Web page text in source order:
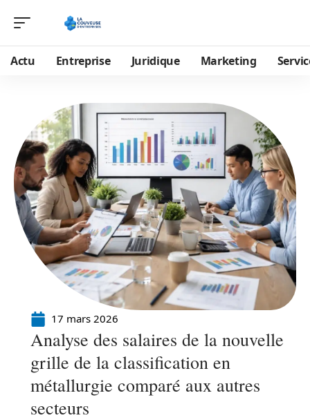
Actu Entreprise Juridique Marketing
17 mars 2026
Analyse des salaires de la nouvelle
grille de la classification en
métallurgie comparé aux autres
secteurs